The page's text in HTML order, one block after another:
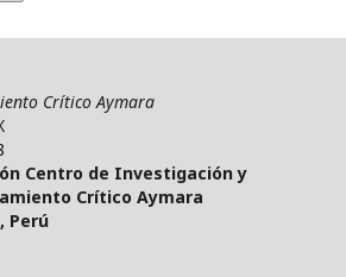
Crítico Aymara
Centro de Investigación y
Crítico Aymara
Perú